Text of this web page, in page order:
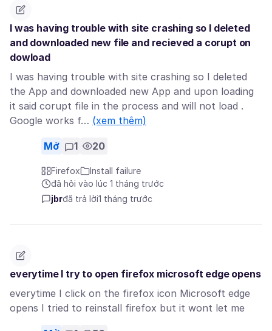
I was having trouble with site crashing so I deleted
and downloaded new file and recieved a corupt on
dowload
I was having trouble with site crashing so I deleted
the App and downloaded new App and upon loading
it said corupt file in the process and will not load .
Google works f… (xem thêm)
Mở 1 20
Firefox
Install failure
đã hỏi vào lúc 1 tháng trước
jbrđã trả lời1 tháng trước
everytime I try to open firefox microsoft edge opens
everytime I click on the firefox icon Microsoft edge
opens I tried to reinstall firefox but it wont let me